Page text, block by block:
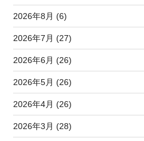
2026年8月 (6)
2026年7月 (27)
2026年6月 (26)
2026年5月 (26)
2026年4月 (26)
2026年3月 (28)